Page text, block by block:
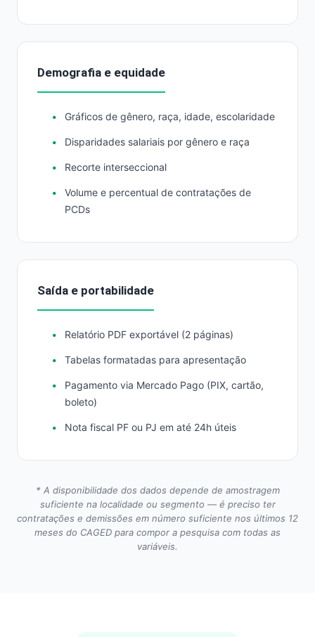
Demografia e equidade
Gráficos de gênero, raça, idade, escolaridade
Disparidades salariais por gênero e raça
Recorte interseccional
Volume e percentual de contratações de
PCDs
Saída e portabilidade
Relatório PDF exportável (2 páginas)
Tabelas formatadas para apresentação
Pagamento via Mercado Pago (PIX, cartão,
boleto)
Nota fiscal PF ou PJ em até 24h úteis
* A disponibilidade dos dados depende de amostragem
suficiente na localidade ou segmento — é preciso ter
contratações e demissões em número suficiente nos últimos 12
meses do CAGED para compor a pesquisa com todas as
variáveis.